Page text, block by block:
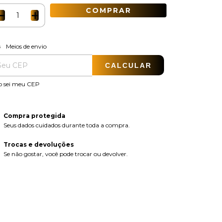
para o CEP:
Meios de envio
CALCULAR
sei meu CEP
Compra protegida
Seus dados cuidados durante toda a compra.
Trocas e devoluções
Se não gostar, você pode trocar ou devolver.